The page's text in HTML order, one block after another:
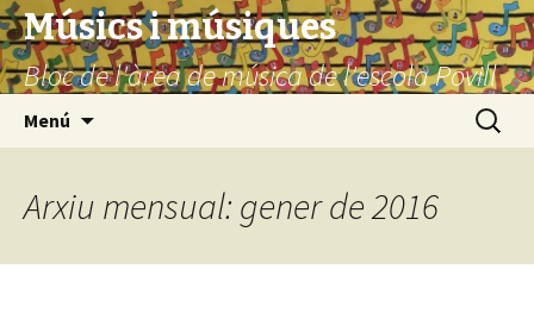
Músics i músiques
Bloc de l'àrea de música de l'escola Povill
Menú Cerca:
Arxiu mensual: gener de 2016